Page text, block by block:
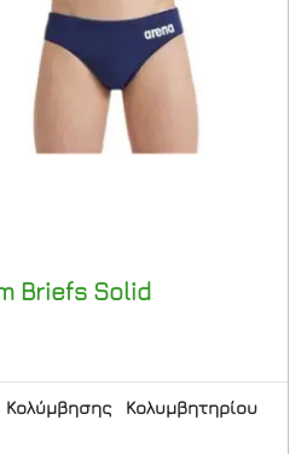
Briefs Solid
Κολύμβησης
Κολυμβητηρίου